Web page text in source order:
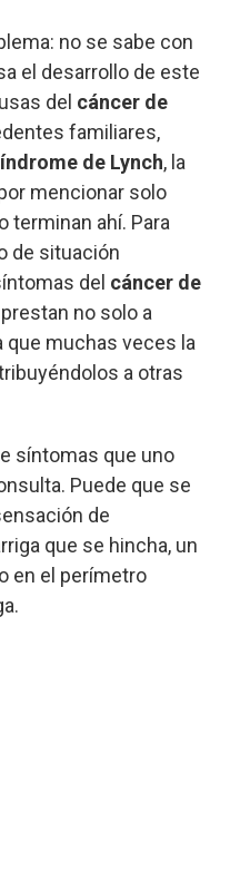
no se sabe con
el desarrollo de este
del cáncer de
familiares,
de Lynch, la
mencionar solo
terminan ahí. Para
de situación
del cáncer de
no solo a
muchas veces la
a otras
síntomas que uno
Puede que se
de
que se hincha, un
en el perímetro